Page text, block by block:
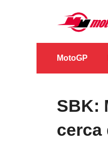
contenuto
MotoGP
SBK:
cerca